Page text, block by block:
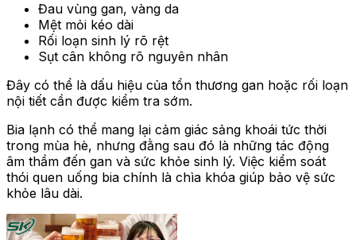
Đau vùng gan, vàng da
Mệt mỏi kéo dài
Rối loạn sinh lý rõ rệt
Sụt cân không rõ nguyên nhân
Đây có thể là dấu hiệu của tổn thương gan hoặc rối loạn
nội tiết cần được kiểm tra sớm.
Bia lạnh có thể mang lại cảm giác sảng khoái tức thời
trong mùa hè, nhưng đằng sau đó là những tác động
âm thầm đến gan và sức khỏe sinh lý. Việc kiểm soát
thói quen uống bia chính là chìa khóa giúp bảo vệ sức
khỏe lâu dài.